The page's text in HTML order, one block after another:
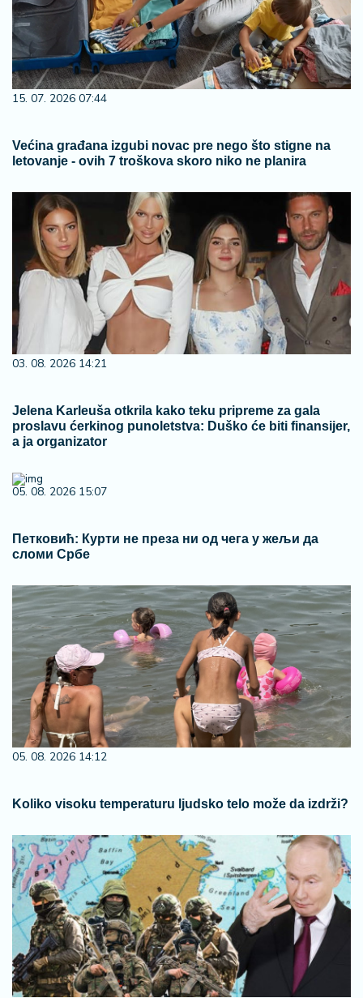
15. 07. 2026 07:44
Većina građana izgubi novac pre nego što stigne na
letovanje - ovih 7 troškova skoro niko ne planira
03. 08. 2026 14:21
Jelena Karleuša otkrila kako teku pripreme za gala
proslavu ćerkinog punoletstva: Duško će biti finansijer,
a ja organizator
05. 08. 2026 15:07
Петковић: Курти не преза ни од чега у жељи да
сломи Србе
05. 08. 2026 14:12
Koliko visoku temperaturu ljudsko telo može da izdrži?